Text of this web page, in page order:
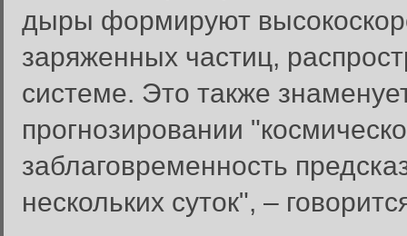
дыры формируют
заряженных частиц,
системе. Это также
прогнозировании
заблаговременность
нескольких суток", –